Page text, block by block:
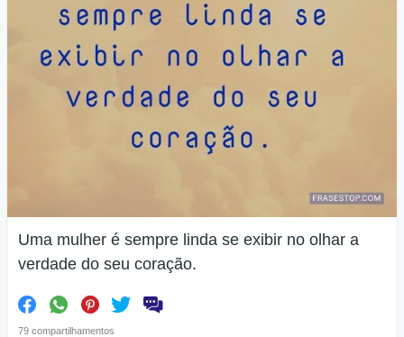
Uma mulher é sempre linda se exibir no olhar a
verdade do seu coração.
79 compartilhamentos